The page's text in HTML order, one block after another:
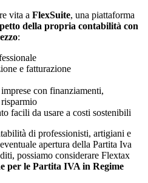
vita a FlexSuite, una piattaforma
della propria contabilità con
:
e fatturazione
con finanziamenti,
facili da usare a costi sostenibili
di professionisti, artigiani e
apertura della Partita Iva
possiamo considerare Flextax
per le Partita IVA in Regime